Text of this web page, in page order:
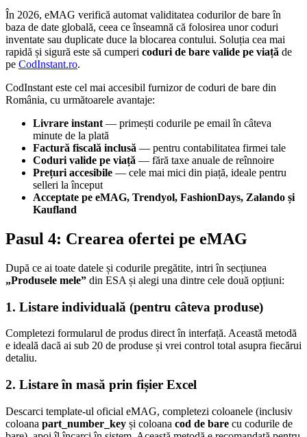
În 2026, eMAG verifică automat validitatea codurilor de bare în
baza de date globală, ceea ce înseamnă că folosirea unor coduri
inventate sau duplicate duce la blocarea contului. Soluția cea mai
rapidă și sigură este să cumperi coduri de bare valide pe viață de
pe CodInstant.ro.
CodInstant este cel mai accesibil furnizor de coduri de bare din
România, cu următoarele avantaje:
Livrare instant — primești codurile pe email în câteva
minute de la plată
Factură fiscală inclusă — pentru contabilitatea firmei tale
Coduri valide pe viață — fără taxe anuale de reînnoire
Prețuri accesibile — cele mai mici din piață, ideale pentru
selleri la început
Acceptate pe eMAG, Trendyol, FashionDays, Zalando și
Kaufland
Pasul 4: Crearea ofertei pe eMAG
După ce ai toate datele și codurile pregătite, intri în secțiunea
„Produsele mele” din ESA și alegi una dintre cele două opțiuni:
1. Listare individuală (pentru câteva produse)
Completezi formularul de produs direct în interfață. Această metodă
e ideală dacă ai sub 20 de produse și vrei control total asupra fiecărui
detaliu.
2. Listare în masă prin fișier Excel
Descarci template-ul oficial eMAG, completezi coloanele (inclusiv
coloana part_number_key și coloana cod de bare cu codurile de